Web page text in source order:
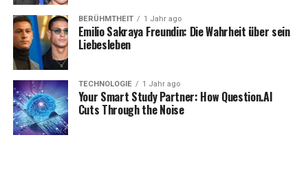
BERÜHMTHEIT 1 Jahr ago
Emilio Sakraya Freundin: Die Wahrheit über sein
Liebesleben
TECHNOLOGIE 1 Jahr ago
Your Smart Study Partner: How Question.AI
Cuts Through the Noise